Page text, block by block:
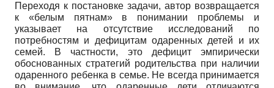
Переходя к постановке задачи, автор возвращается
к «белым пятнам» в понимании проблемы и
указывает на отсутствие исследований по
потребностям и дефи­цитам одаренных детей и их
семей. В частности, это дефицит эмпирически
обоснованных стратегий роди­тельства при наличии
одаренного ребенка в семье. Не всегда принимается